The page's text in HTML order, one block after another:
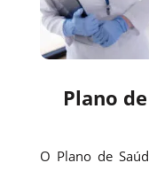
Plano
O Plano de